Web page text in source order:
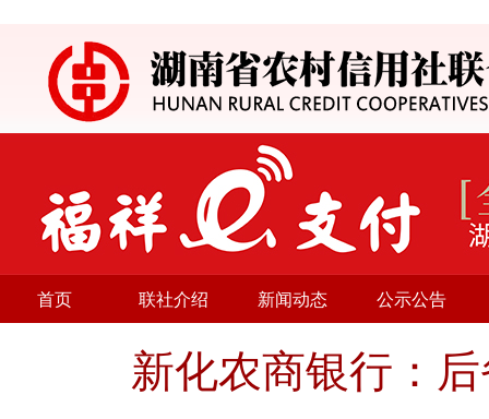
首页 联社介绍 新闻动态 公示公告
新化农商银行：